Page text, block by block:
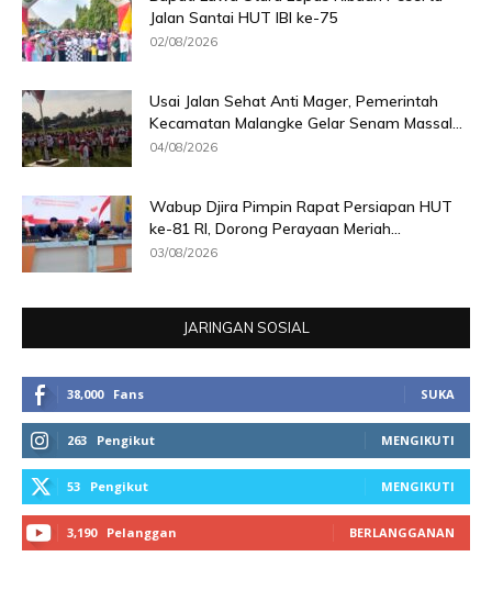
Jalan Santai HUT IBI ke-75
02/08/2026
Usai Jalan Sehat Anti Mager, Pemerintah
Kecamatan Malangke Gelar Senam Massal...
04/08/2026
Wabup Djira Pimpin Rapat Persiapan HUT
ke-81 RI, Dorong Perayaan Meriah...
03/08/2026
JARINGAN SOSIAL
38,000 Fans SUKA
263 Pengikut MENGIKUTI
53 Pengikut MENGIKUTI
3,190 Pelanggan BERLANGGANAN